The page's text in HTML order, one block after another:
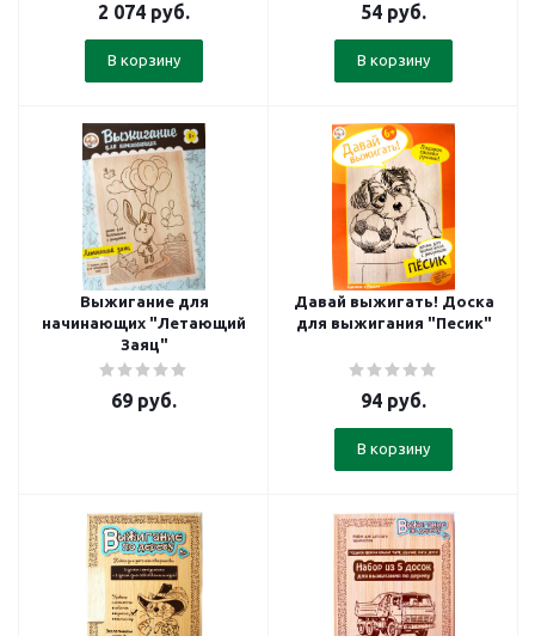
2 074 руб.
В корзину
54 руб.
В корзину
Выжигание для
начинающих "Летающий
Заяц"
69 руб.
Давай выжигать! Доска
для выжигания "Песик"
94 руб.
В корзину